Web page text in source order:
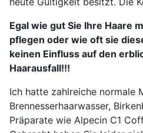
Egal wie gut Sie Ihre Haare
pflegen oder wie oft sie
keinen Einfluss auf den
Haarausfall!!!
Ich hatte zahlreiche normale
Brennesserhaarwasser,
Präparate wie Alpecin C1